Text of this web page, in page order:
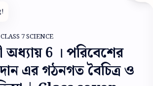
CLASS 7 SCIENCE
অধ্যায় 6 । পরিবেশের
এর গঠনগত বৈচিত্র ও